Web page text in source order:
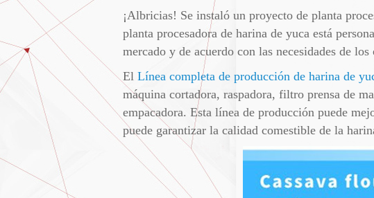
¡Albricias! Se instaló un proyecto de planta
planta procesadora de harina de yuca está
mercado y de acuerdo con las necesidades de los
El Línea completa de producción de harina de
máquina cortadora, raspadora, filtro prensa de
empacadora. Esta línea de producción puede
puede garantizar la calidad comestible de la